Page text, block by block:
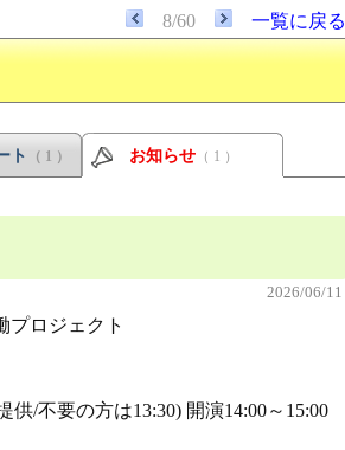
8/60 一覧に戻る
ト （ 1 ） お知らせ （ 1 ）
2026/06/11
プロジェクト
/不要の方は13:30) 開演14:00～15:00